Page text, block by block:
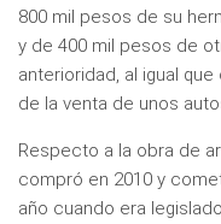
800 mil pesos de su
y de 400 mil pesos de
anterioridad, al igual
de la venta de unos
Respecto a la obra de
compró en 2010 y
año cuando era